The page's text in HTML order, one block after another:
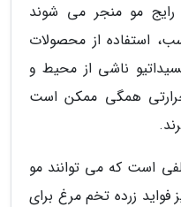
مو منجر می شوند
استفاده از محصولات
ناشی از محیط و
همگی ممکن است
است که می توانند مو
فواید زرده تخم مرغ برای